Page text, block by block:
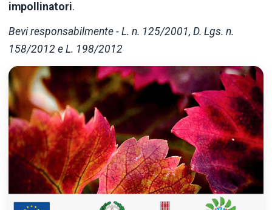
impollinatori.
Bevi responsabilmente - L. n. 125/2001, D. Lgs. n.
158/2012 e L. 198/2012